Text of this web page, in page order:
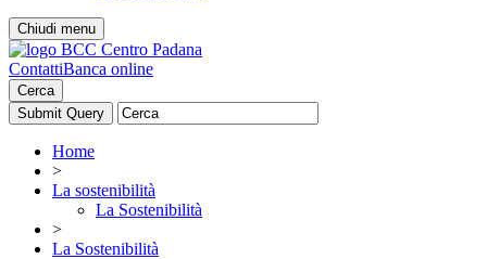
Chiudi menu
ContattiBanca online
Cerca
Home
>
La sostenibilità
La Sostenibilità
>
La Sostenibilità